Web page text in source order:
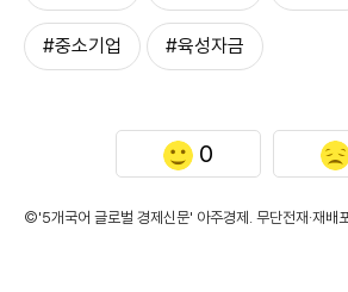
#중소기업 #육성자금
0
©'5개국어 글로벌 경제신문' 아주경제. 무단전재·재배